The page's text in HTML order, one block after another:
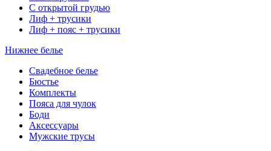
С открытой грудью
Лиф + трусики
Лиф + пояс + трусики
Нижнее белье
Свадебное белье
Бюстье
Комплекты
Пояса для чулок
Боди
Аксессуары
Мужские трусы